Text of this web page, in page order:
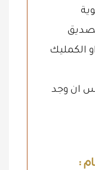
الكمليك
ان وجد
: